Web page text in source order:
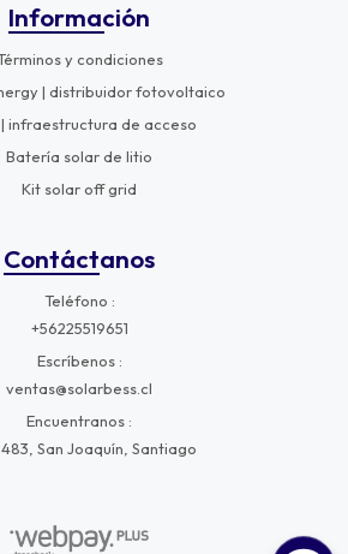
Información
y condiciones
| distribuidor fotovoltaico
infraestructura de acceso
Batería solar de litio
Kit solar off grid
Contáctanos
Teléfono
+56225519651
Escríbenos
ventas@solarbess.cl
Encuentranos
San Joaquín, Santiago